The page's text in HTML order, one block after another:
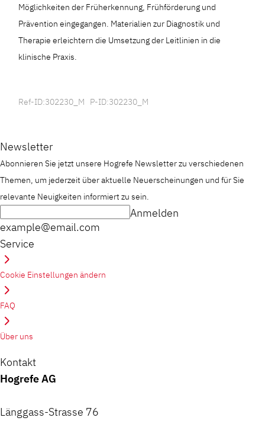
Möglichkeiten der Früherkennung, Frühförderung und
Prävention eingegangen. Materialien zur Diagnostik und
Therapie erleichtern die Umsetzung der Leitlinien in die
klinische Praxis.
Ref-ID:302230_M P-ID:302230_M
Newsletter
Abonnieren Sie jetzt unsere Hogrefe Newsletter zu verschiedenen
Themen, um jederzeit über aktuelle Neuerscheinungen und für Sie
relevante Neuigkeiten informiert zu sein.
example@email.com
Anmelden
Service
Cookie Einstellungen ändern
FAQ
Über uns
Kontakt
Hogrefe AG
Länggass-Strasse 76